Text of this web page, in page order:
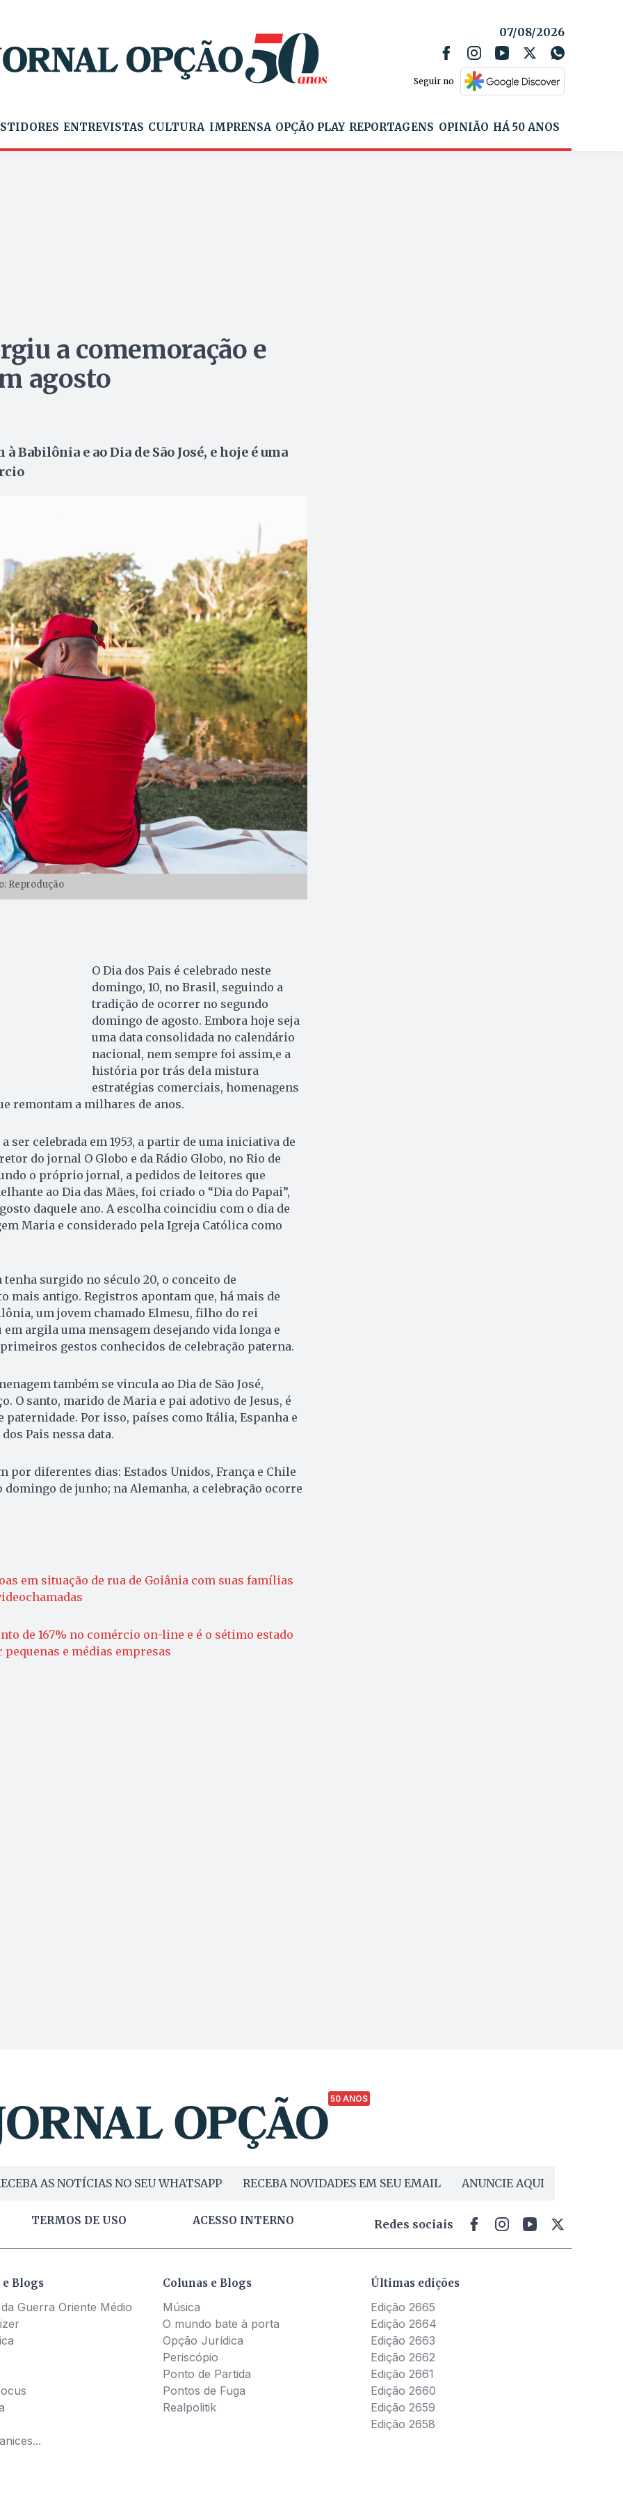
07/08/2026
Seguir no
ENTREVISTAS CULTURA IMPRENSA OPÇÃO PLAY REPORTAGENS OPINIÃO HÁ 50 ANOS
a comemoração e
agosto
e ao Dia de São José, e hoje é uma
Reprodução
O Dia dos Pais é celebrado neste
domingo, 10, no Brasil, seguindo a
tradição de ocorrer no segundo
domingo de agosto. Embora hoje seja
uma data consolidada no calendário
nacional, nem sempre foi assim,e a
história por trás dela mistura
estratégias comerciais, homenagens
remontam a milhares de anos.
ser celebrada em 1953, a partir de uma iniciativa de
do jornal O Globo e da Rádio Globo, no Rio de
o próprio jornal, a pedidos de leitores que
ao Dia das Mães, foi criado o “Dia do Papai”,
daquele ano. A escolha coincidiu com o dia de
Maria e considerado pela Igreja Católica como
surgido no século 20, o conceito de
mais antigo. Registros apontam que, há mais de
um jovem chamado Elmesu, filho do rei
argila uma mensagem desejando vida longa e
gestos conhecidos de celebração paterna.
também se vincula ao Dia de São José,
O santo, marido de Maria e pai adotivo de Jesus, é
Por isso, países como Itália, Espanha e
Pais nessa data.
por diferentes dias: Estados Unidos, França e Chile
de junho; na Alemanha, a celebração ocorre
em situação de rua de Goiânia com suas famílias
de 167% no comércio on-line e é o sétimo estado
e médias empresas
50 ANOS
AS NOTÍCIAS NO SEU WHATSAPP RECEBA NOVIDADES EM SEU EMAIL ANUNCIE AQUI
TERMOS DE USO ACESSO INTERNO Redes sociais
e Blogs
Guerra Oriente Médio
Colunas e Blogs
Música
O mundo bate à porta
Opção Jurídica
Periscópio
Ponto de Partida
Pontos de Fuga
Realpolitik
Últimas edições
Edição 2665
Edição 2664
Edição 2663
Edição 2662
Edição 2661
Edição 2660
Edição 2659
Edição 2658